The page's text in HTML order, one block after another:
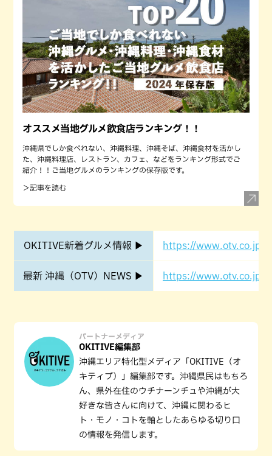
オススメ当地グルメ飲食店ランキング！！
沖縄県でしか食べれない、沖縄料理、沖縄そば、沖縄食材を活かし
た、沖縄料理店、レストラン、カフェ、などをランキング形式でご
紹介！！ご当地グルメのランキングの保存版です。
＞記事を読む
OKITIVE新着グルメ情報 ▶ https://www.otv.co.jp/
最新 沖縄（OTV）NEWS ▶ https://www.otv.co.jp/
パートナーメディア
OKITIVE編集部
沖縄エリア特化型メディア「OKITIVE（オ
キティブ）」編集部です。沖縄県民はもちろ
ん、県外在住のウチナーンチュや沖縄が大
好きな皆さんに向けて、沖縄に関わるヒ
ト・モノ・コトを軸としたあらゆる切り口
の情報を発信します。